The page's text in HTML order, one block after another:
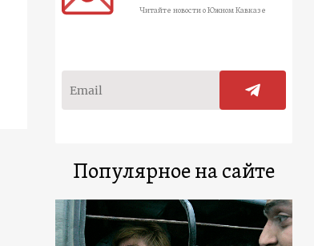
Читайте новости о Южном Кавказе
Популярное на сайте